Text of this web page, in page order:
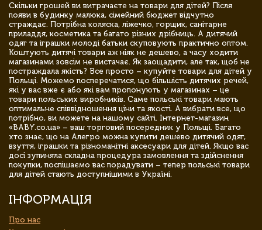
Скільки грошей ви витрачаєте на товари для дітей? Після
появи в будинку малюка, сімейний бюджет відчутно
страждає. Потрібна коляска, ліжечко, горщик, санітарне
приладдя, косметика та багато різних дрібниць. А дитячий
одяг та іграшки молоді батьки скуповують практично оптом.
Коштують дитячі товари аж ніяк не дешево, а часу ходити
магазинами зовсім не вистачає. Як заощадити, але так, щоб не
постраждала якість? Все просто – купуйте товари для дітей у
Польщі. Можемо посперечатися, що більшість дитячих речей,
які у вас вже є або які вам пропонують у магазинах – це
товари польських виробників. Саме польські товари мають
оптимальне співвідношення ціни та якості. А вибрати все, що
потрібно, ви можете на нашому сайті. Інтернет-магазин
«BABY.co.ua» – ваш торговий посередник у Польщі. Багато
хто знає, що на Алегро можна купити дешево дитячий одяг,
взуття, іграшки та різноманітні аксесуари для дітей. Якщо вас
досі зупиняла складна процедура замовлення та здійснення
покупки, поспішаємо вас порадувати – тепер польські товари
для дітей стають доступнішими в Україні.
ІНФОРМАЦІЯ
Про нас